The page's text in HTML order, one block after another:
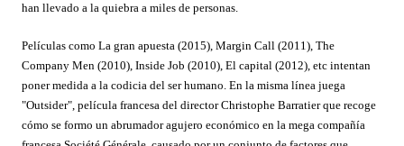
han llevado a la quiebra a miles de personas.
Películas como La gran apuesta (2015), Margin Call (2011), The
Company Men (2010), Inside Job (2010), El capital (2012), etc intentan
poner medida a la codicia del ser humano. En la misma línea juega
"Outsider", película francesa del directorChristophe Barratierque recoge
cómo se formo un abrumador agujero económico en la mega compañía